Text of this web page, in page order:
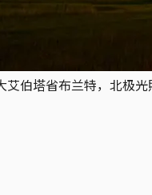
艾伯塔省布兰特，北极